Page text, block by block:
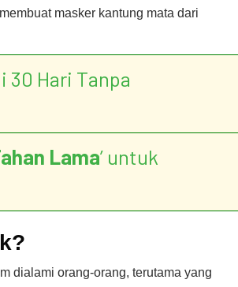
masker kantung mata dari
30 Hari Tanpa
Lama’ untuk
dialami orang-orang, terutama yang